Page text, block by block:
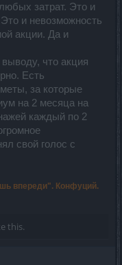
затрат. Это и
и невозможность
акции. Да и
что акция
Есть
за которые
на 2 месяца на
каждый по 2
свой голос с
впереди". Конфуций.
this.